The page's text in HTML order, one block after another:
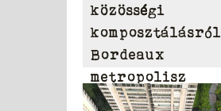
közösségi
komposztálásról
Bordeaux
metropolisz
területén